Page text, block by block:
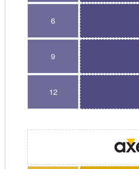
6
9
12